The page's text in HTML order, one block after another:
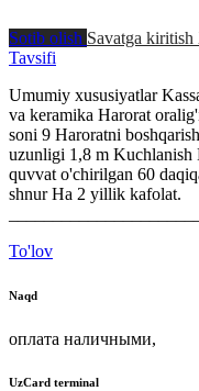
Sotib olish Savatga kiritish
Tavsifi
Umumiy xususiyatlar
va keramika Harorat
soni 9 Haroratni
uzunligi 1,8 m
quvvat o'chirilgan 60
shnur Ha 2 yillik kafolat.
To'lov
Naqd
оплата наличными,
UzCard terminal